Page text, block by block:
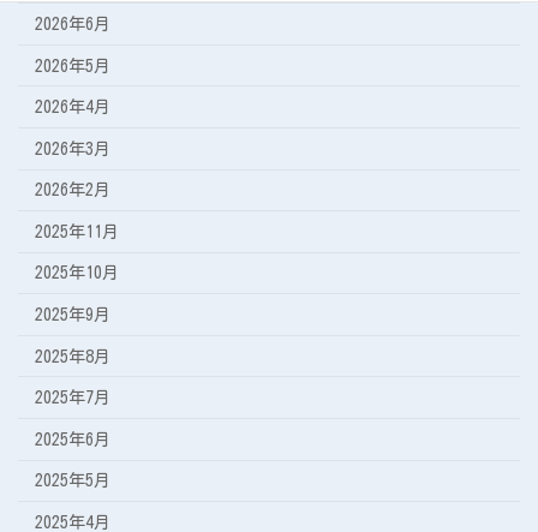
2026年6月
2026年5月
2026年4月
2026年3月
2026年2月
2025年11月
2025年10月
2025年9月
2025年8月
2025年7月
2025年6月
2025年5月
2025年4月